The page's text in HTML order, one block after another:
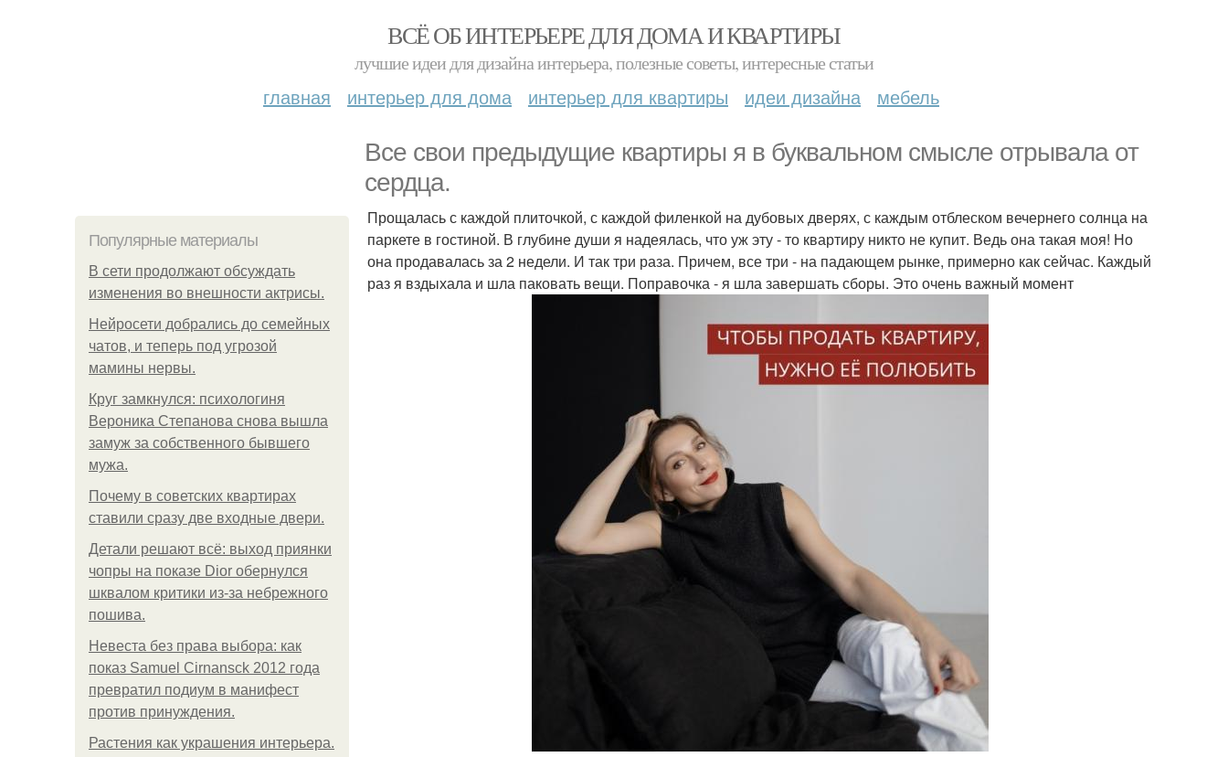
ВСЁ ОБ ИНТЕРЬЕРЕ ДЛЯ ДОМА И КВАРТИРЫ
лучшие идеи для дизайна интерьера, полезные советы, интересные статьи
главная интерьер для дома интерьер для квартиры идеи дизайна мебель
Все свои предыдущие квартиры я в буквальном смысле отрывала от
сердца.
Популярные материалы
В сети продолжают обсуждать
изменения во внешности актрисы.
Нейросети добрались до семейных
чатов, и теперь под угрозой
мамины нервы.
Круг замкнулся: психологиня
Вероника Степанова снова вышла
замуж за собственного бывшего
мужа.
Почему в советских квартирах
ставили сразу две входные двери.
Детали решают всё: выход приянки
чопры на показе Dior обернулся
шквалом критики из-за небрежного
пошива.
Невеста без права выбора: как
показ Samuel Cirnansck 2012 года
превратил подиум в манифест
против принуждения.
Растения как украшения интерьера.
Прощалась с каждой плиточкой, с каждой филенкой на дубовых дверях, с каждым отблеском вечернего солнца на
паркете в гостиной. В глубине души я надеялась, что уж эту - то квартиру никто не купит. Ведь она такая моя! Но
она продавалась за 2 недели. И так три раза. Причем, все три - на падающем рынке, примерно как сейчас. Каждый
раз я вздыхала и шла паковать вещи. Поправочка - я шла завершать сборы. Это очень важный момент